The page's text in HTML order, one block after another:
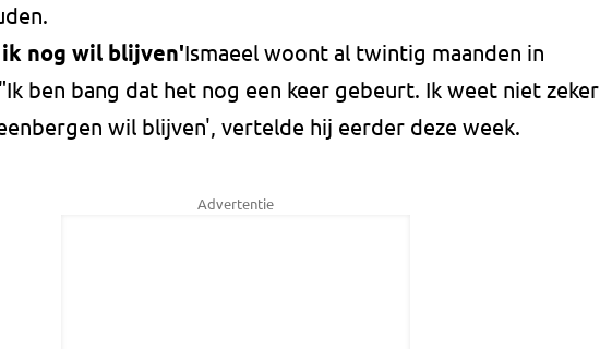
nog wil blijven'Ismaeel woont al twintig maanden in
ben bang dat het nog een keer gebeurt. Ik weet niet zeker
wil blijven', vertelde hij eerder deze week.
Advertentie